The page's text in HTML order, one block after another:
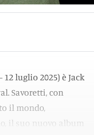
luglio 2025) è Jack
Savoretti, con
il mondo,
il suo nuovo album